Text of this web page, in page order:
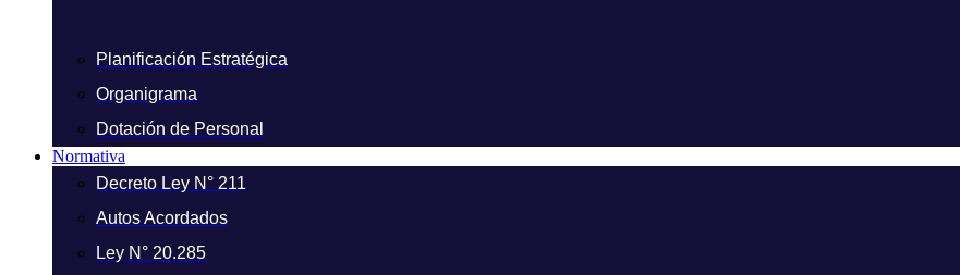
Planificación Estratégica
Organigrama
Dotación de Personal
Normativa
Decreto Ley N° 211
Autos Acordados
Ley N° 20.285